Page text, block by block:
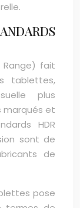
Range) fait
tablettes,
plus
marqués et
HDR
sont de
de
pose